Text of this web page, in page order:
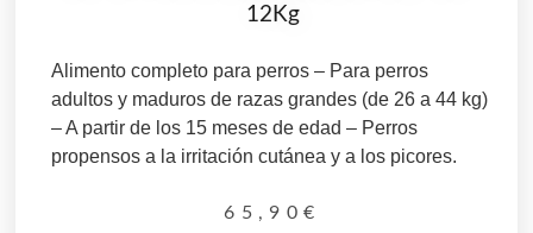
12Kg
Alimento completo para perros – Para perros
adultos y maduros de razas grandes (de 26 a 44 kg)
– A partir de los 15 meses de edad – Perros
propensos a la irritación cutánea y a los picores.
65,90€